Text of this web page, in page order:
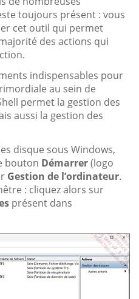
toujours présent : vous
cet outil qui permet
des actions qui
indispensables pour
au sein de
permet la gestion des
aussi la gestion des
disque sous Windows,
bouton Démarrer(logo
Gestion de l’ordinateur.
: cliquez alors sur
présent dans